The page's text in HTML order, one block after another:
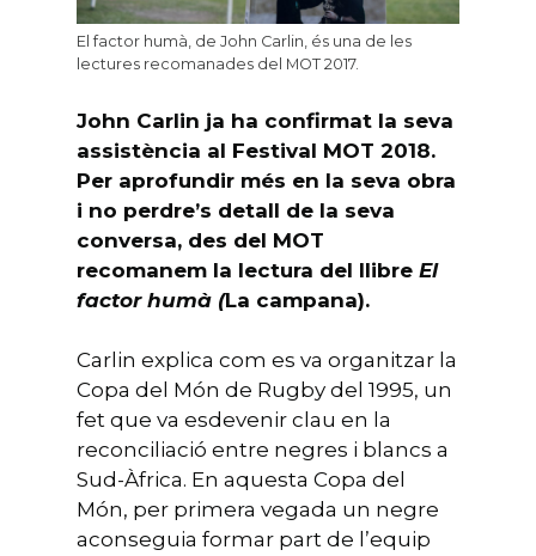
El factor humà, de John Carlin, és una de les
lectures recomanades del MOT 2017.
John Carlin ja ha confirmat la seva
assistència al Festival MOT 2018.
Per aprofundir més en la seva obra
i no perdre’s detall de la seva
conversa, des del MOT
recomanem la lectura del llibre El
factor humà (La campana).
Carlin explica com es va organitzar la
Copa del Món de Rugby del 1995, un
fet que va esdevenir clau en la
reconciliació entre negres i blancs a
Sud-Àfrica. En aquesta Copa del
Món, per primera vegada un negre
aconseguia formar part de l’equip